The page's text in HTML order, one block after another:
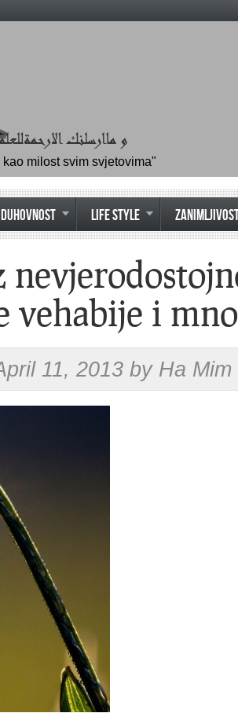
milost svim svjetovima"
DUHOVNOST LIFE STYLE
vehabije i
11, 2013 by Ha Mim